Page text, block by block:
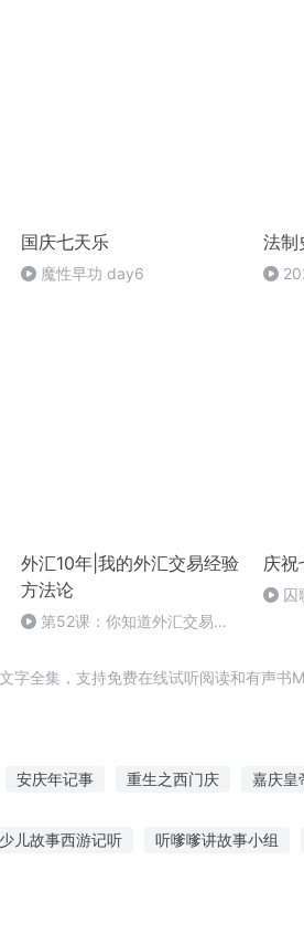
国庆七天乐
魔性早功 day6
法制
外汇10年|我的外汇交易经验
方法论
第52课：你知道外汇交易亏
庆祝
囚
全集，支持免费在线试听阅读和有声书
安庆年记事 重生之西门庆 嘉庆皇
少儿故事西游记听 听嗲嗲讲故事小组